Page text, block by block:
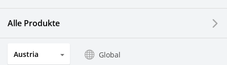
Alle Produkte
Austria Global